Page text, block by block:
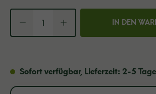
ProduktIN DEN
Sofort verfügbar, Lieferzeit: 2-5 Tage